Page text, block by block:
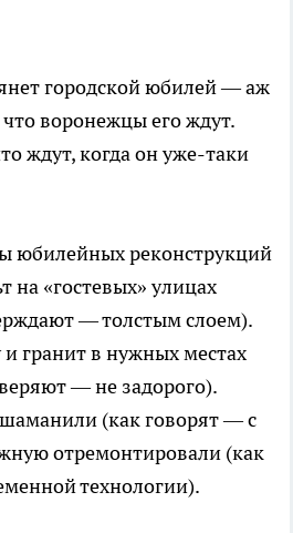
городской юбилей — аж
воронежцы его ждут.
ждут, когда он уже-таки
юбилейных реконструкций
на «гостевых» улицах
— толстым слоем).
гранит в нужных местах
— не задорого).
(как говорят — с
отремонтировали (как
технологии).